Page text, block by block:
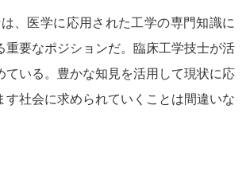
、医学に応用された工学の専門知識に
要なポジションだ。臨床工学技士が活
いる。豊かな知見を活用して現状に応
社会に求められていくことは間違いな